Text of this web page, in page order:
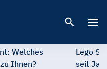
Welches
Ihnen?
Lego
seit